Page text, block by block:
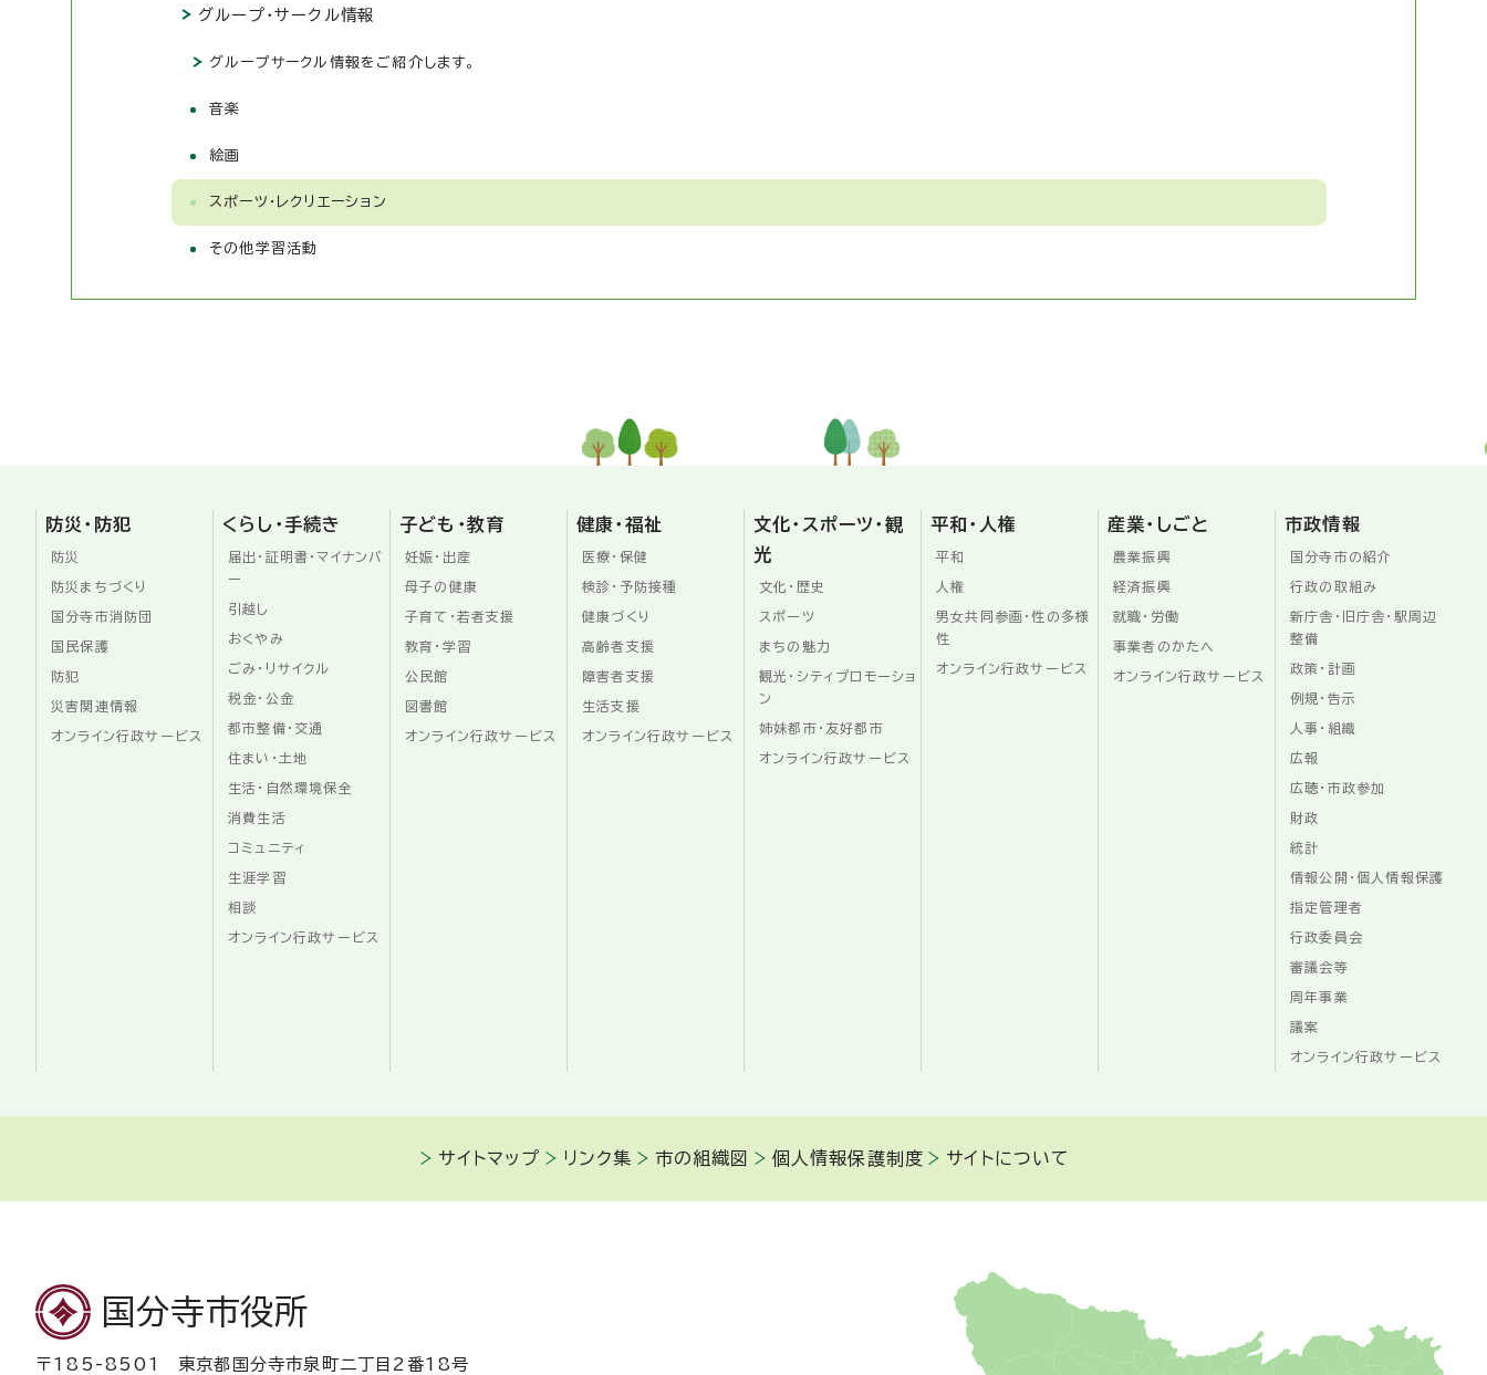
グループ・サークル情報
グループサークル情報をご紹介します。
音楽
絵画
スポーツ・レクリエーション
その他学習活動
防災・防犯
防災
防災まちづくり
国分寺市消防団
国民保護
防犯
災害関連情報
オンライン行政サービス
くらし・手続き
届出・証明書・マイナンバ
ー
引越し
おくやみ
ごみ・リサイクル
税金・公金
都市整備・交通
住まい・土地
生活・自然環境保全
消費生活
コミュニティ
生涯学習
相談
オンライン行政サービス
子ども・教育
妊娠・出産
母子の健康
子育て・若者支援
教育・学習
公民館
図書館
オンライン行政サービス
健康・福祉
医療・保健
検診・予防接種
健康づくり
高齢者支援
障害者支援
生活支援
オンライン行政サービス
文化・スポーツ・観
光
文化・歴史
スポーツ
まちの魅力
観光・シティプロモーショ
ン
姉妹都市・友好都市
オンライン行政サービス
平和・人権
平和
人権
男女共同参画・性の多様
性
オンライン行政サービス
産業・しごと
農業振興
経済振興
就職・労働
事業者のかたへ
オンライン行政サービス
市政情報
国分寺市の紹介
行政の取組み
新庁舎・旧庁舎・駅周辺
整備
政策・計画
例規・告示
人事・組織
広報
広聴・市政参加
財政
統計
情報公開・個人情報保護
指定管理者
行政委員会
審議会等
周年事業
議案
オンライン行政サービス
サイトマップ リンク集 市の組織図 個人情報保護制度 サイトについて
国分寺市役所
〒185-8501 東京都国分寺市泉町二丁目2番18号